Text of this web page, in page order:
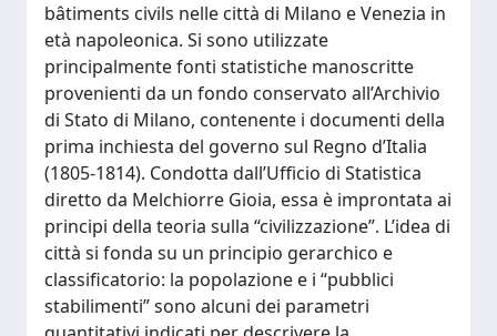
bâtiments civils nelle città di Milano e Venezia in
età napoleonica. Si sono utilizzate
principalmente fonti statistiche manoscritte
provenienti da un fondo conservato all’Archivio
di Stato di Milano, contenente i documenti della
prima inchiesta del governo sul Regno d’Italia
(1805-1814). Condotta dall’Ufficio di Statistica
diretto da Melchiorre Gioia, essa è improntata ai
principi della teoria sulla “civilizzazione”. L’idea di
città si fonda su un principio gerarchico e
classificatorio: la popolazione e i “pubblici
stabilimenti” sono alcuni dei parametri